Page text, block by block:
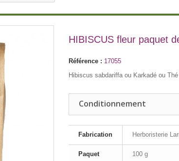
HIBISCUS fleur paquet
Référence : 17055
Hibiscus sabdariffa ou Karkadé ou
Conditionnement
Fabrication Herboristerie
Paquet 100 g